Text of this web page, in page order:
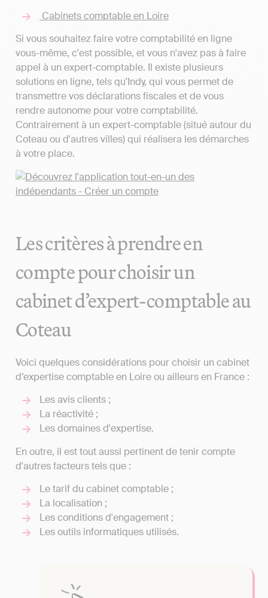
Cabinets comptable en Loire
Si vous souhaitez faire votre comptabilité en ligne
vous-même, c'est possible, et vous n'avez pas à faire
appel à un expert-comptable. Il existe plusieurs
solutions en ligne, tels qu'Indy, qui vous permet de
transmettre vos déclarations fiscales et de vous
rendre autonome pour votre comptabilité.
Contrairement à un expert-comptable (situé autour du
Coteau ou d'autres villes) qui réalisera les démarches
à votre place.
Les critères à prendre en
compte pour choisir un
cabinet d’expert-comptable au
Coteau
Voici quelques considérations pour choisir un cabinet
d’expertise comptable en Loire ou ailleurs en France :
Les avis clients ;
La réactivité ;
Les domaines d'expertise.
En outre, il est tout aussi pertinent de tenir compte
d'autres facteurs tels que :
Le tarif du cabinet comptable ;
La localisation ;
Les conditions d'engagement ;
Les outils informatiques utilisés.